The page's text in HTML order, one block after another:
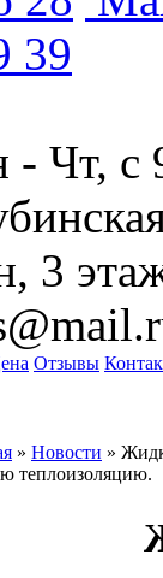
39
Чт, с
3
Отзывы
» Новости »
теплоизоляцию.